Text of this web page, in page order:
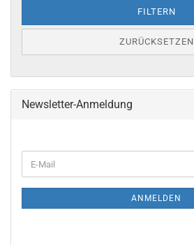
FILTERN
ZURÜCKSETZEN
Newsletter-Anmeldung
ANMELDEN